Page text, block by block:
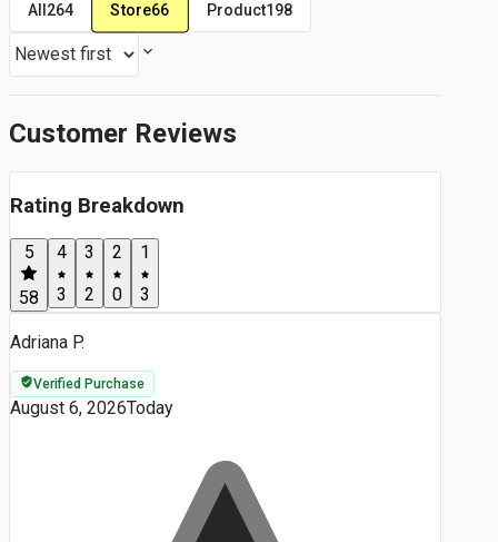
All 264 Store66 Product198
Customer Reviews
Rating Breakdown
5
58
4
3
3
2
2
0
1
3
Adriana P.
Verified Purchase
August 6, 2026Today